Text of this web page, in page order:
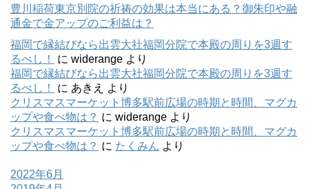
豊川稲荷東京別院の祈祷の効果は本当にある？御朱印や融
通金で金アップのご利益は？
福岡で縁結びなら出雲大社福岡分院で本殿の周りを3週す
るべし！
に widerange より
福岡で縁結びなら出雲大社福岡分院で本殿の周りを3週す
るべし！
に あきえ
より
クリスマスマーケット博多駅前広場の時期と時間、マグカ
ップや食べ物は？ に widerange より
クリスマスマーケット博多駅前広場の時期と時間、マグカ
ップや食べ物は？ に たくみん より
2022年6月